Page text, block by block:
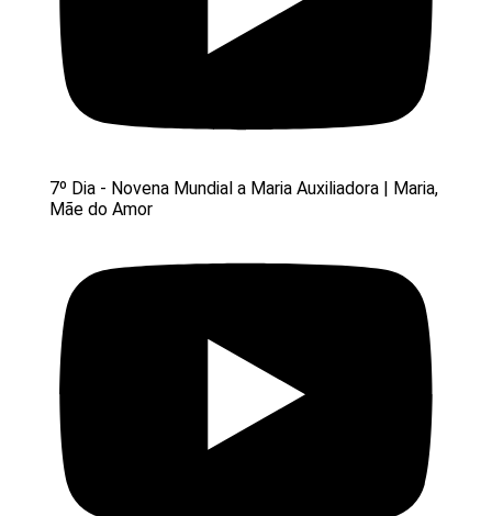
7º Dia - Novena Mundial a Maria Auxiliadora | Maria,
Mãe do Amor